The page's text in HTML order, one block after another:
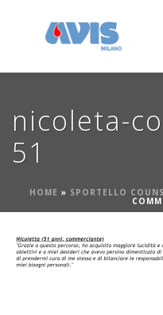
nicoleta-
51
HOME » SPORTELLO